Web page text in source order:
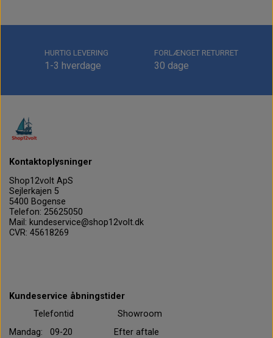
HURTIG LEVERING
1-3 hverdage
FORLÆNGET RETURRET
30 dage
Kontaktoplysninger
Shop12volt ApS
Sejlerkajen 5
5400 Bogense
Telefon: 25625050
Mail: kundeservice@shop12volt.dk
CVR: 45618269
Kundeservice åbningstider
Telefontid Showroom
Mandag: 09-20 Efter aftale